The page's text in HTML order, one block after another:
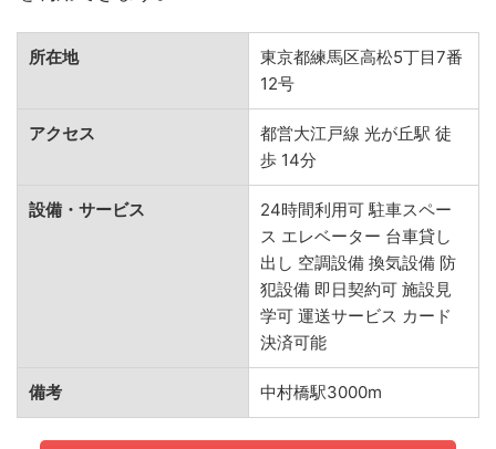
所在地
東京都練馬区高松5丁目7番
12号
アクセス
都営大江戸線 光が丘駅 徒
歩 14分
設備・サービス
24時間利用可 駐車スペー
ス エレベーター 台車貸し
出し 空調設備 換気設備 防
犯設備 即日契約可 施設見
学可 運送サービス カード
決済可能
備考 中村橋駅3000m